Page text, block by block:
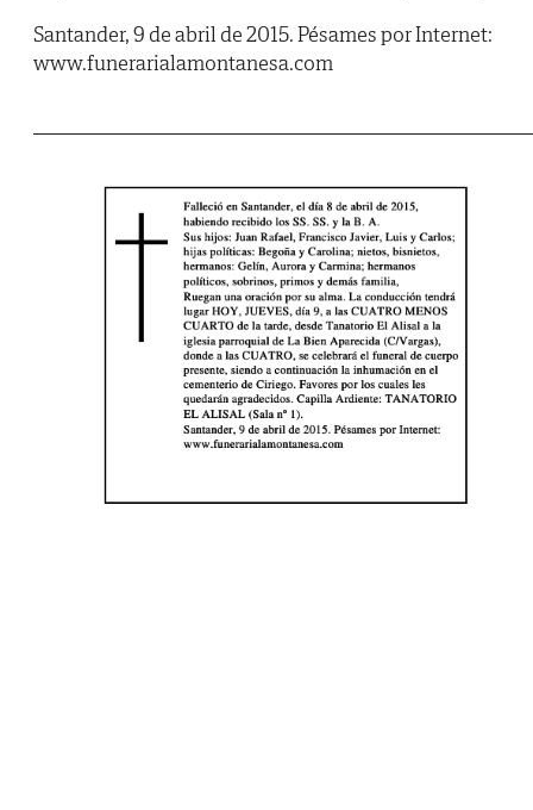
Santander, 9 de abril de 2015. Pésames por Internet:
www.funerarialamontanesa.com